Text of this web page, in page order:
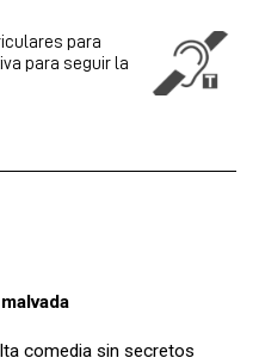
para
para seguir la
comedia sin secretos